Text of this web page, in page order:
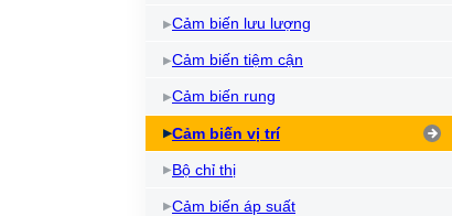
Cảm biến lưu lượng
Cảm biến tiệm cận
Cảm biến rung
Cảm biến vị trí
Bộ chỉ thị
Cảm biến áp suất